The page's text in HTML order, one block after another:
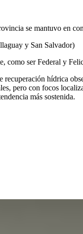
se mantuvo en
y San Salvador)
como ser Federal y
recuperación hídrica
pero con focos
más sostenida.